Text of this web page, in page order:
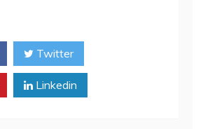
Twitter
Linkedin